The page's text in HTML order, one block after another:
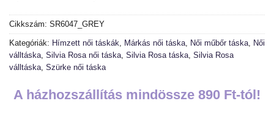
Cikkszám: SR6047_GREY
Kategóriák: Hímzett női táskák Márkás női táska Női műbőr táska Női
válltáska Silvia Rosa női táska Silvia Rosa táska Silvia Rosa
válltáska Szürke női táska
A házhozszállítás mindössze 890 Ft-tól!